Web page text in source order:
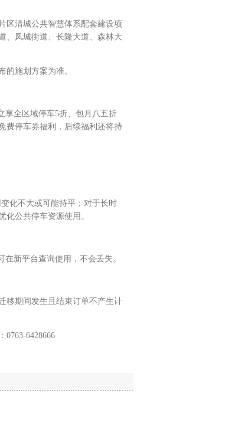
清城公共智慧体系配套建设项
、凤城街道、长隆大道、森林大
施划方案为准。
全区域停车5折、包月八五折
费停车券福利，后续福利还将持
化不大或可能持平；对于长时
公共停车资源使用。
新平台查询使用，不会丢失。
期间发生且结束订单不产生计
6428666